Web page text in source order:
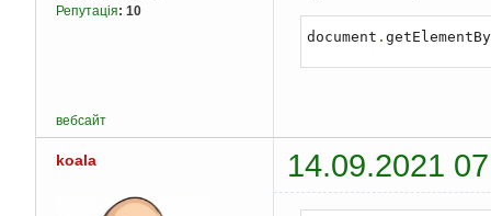
Репутація: 10
document .
вебсайт
koala 14.09.2021